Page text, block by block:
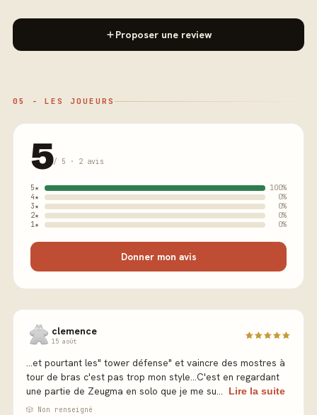
Proposer une review
05 - LES JOUEURS
5/ 5 · 2 avis
5★
100%
4★
0%
3★
0%
2★
0%
1★
0%
Donner mon avis
clemence
15 août
...et pourtant les" tower défense" et vaincre des mostres à
tour de bras c'est pas trop mon style...C'est en regardant
une partie de Zeugma en solo que je me su...
Lire la suite
🎲 Non renseigné